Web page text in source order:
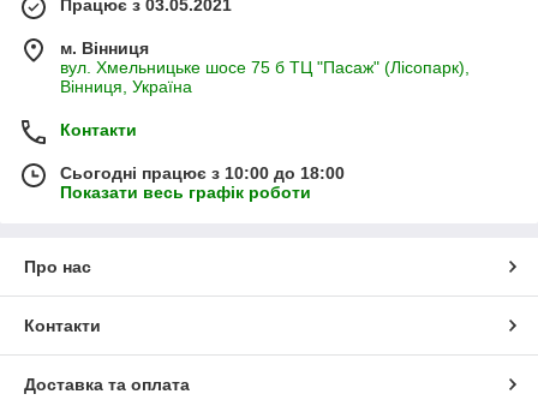
Працює з 03.05.2021
м. Вінниця
вул. Хмельницьке шосе 75 б ТЦ "Пасаж" (Лісопарк),
Вінниця, Україна
Контакти
Сьогодні працює з 10:00 до 18:00
Показати весь графік роботи
Про нас
Контакти
Доставка та оплата